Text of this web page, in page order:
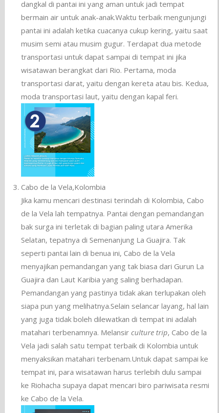
dangkal di pantai ini yang aman untuk jadi tempat
bermain air untuk anak-anak.Waktu terbaik mengunjungi
pantai ini adalah ketika cuacanya cukup kering, yaitu saat
musim semi atau musim gugur. Terdapat dua metode
transportasi untuk dapat sampai di tempat ini jika
wisatawan berangkat dari Rio. Pertama, moda
transportasi darat, yaitu dengan kereta atau bis. Kedua,
moda transportasi laut, yaitu dengan kapal feri.
Cabo de la Vela,Kolombia
Jika kamu mencari destinasi terindah di Kolombia, Cabo
de la Vela lah tempatnya. Pantai dengan pemandangan
bak surga ini terletak di bagian paling utara Amerika
Selatan, tepatnya di Semenanjung La Guajira. Tak
seperti pantai lain di benua ini, Cabo de la Vela
menyajikan pemandangan yang tak biasa dari Gurun La
Guajira dan Laut Karibia yang saling berhadapan.
Pemandangan yang pastinya tidak akan terlupakan oleh
siapa pun yang melihatnya.Selain selancar layang, hal lain
yang juga tidak boleh dilewatkan di tempat ini adalah
matahari terbenamnya. Melansirculture trip, Cabo de la
Vela jadi salah satu tempat terbaik di Kolombia untuk
menyaksikan matahari terbenam.Untuk dapat sampai ke
tempat ini, para wisatawan harus terlebih dulu sampai
ke Riohacha supaya dapat mencari biro pariwisata resmi
ke Cabo de la Vela.